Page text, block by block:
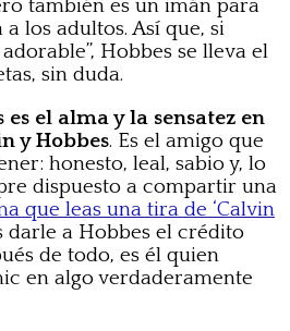
también es un imán para
los adultos. Así que, si
Hobbes se lleva el
sin duda.
es el alma y la sensatez en
y Hobbes. Es el amigo que
honesto, leal, sabio y, lo
dispuesto a compartir una
que leas una tira de ‘Calvin
darle a Hobbes el crédito
de todo, es él quien
en algo verdaderamente